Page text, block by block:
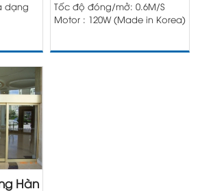
dạng
Tốc độ đóng/mở: 0.6M/S
Motor : 120W (Made in Korea)
Hàn